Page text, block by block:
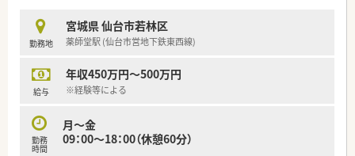
く、異動の場合にも転居の必要なし。福利厚生が十分に整ってお
り、マイカーの給油にもメリットを感じられるなど生活サービス
も向上します。
で安定度もたかく、長期的に安心して働けます。
近年では男性社員でも育児休暇を取得するなど先進的な取り組
す。
勤務地
宮城県 仙台市若林区
薬師堂駅 (仙台市営地下鉄東西線)
給与
年収450万円～500万円
※経験等による
勤務
時間
月～金
09：00～18：00（休憩60分）